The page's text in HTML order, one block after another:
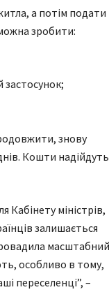
а потім подати
зробити:
застосунок;
знову
Кошти надійдуть
міністрів,
залишається
масштабний
особливо в тому,
переселенці”, –